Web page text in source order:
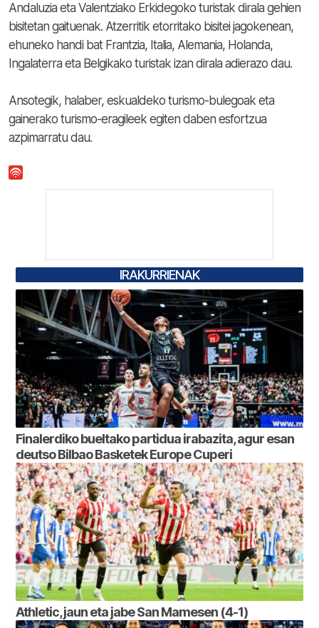
Andaluzia eta Valentziako Erkidegoko turistak dirala gehien
bisitetan gaituenak. Atzerritik etorritako bisitei jagokenean,
ehuneko handi bat Frantzia, Italia, Alemania, Holanda,
Ingalaterra eta Belgikako turistak izan dirala adierazo dau.
Ansotegik, halaber, eskualdeko turismo-bulegoak eta
gainerako turismo-eragileek egiten daben esfortzua
azpimarratu dau.
IRAKURRIENAK
Finalerdiko bueltako partidua irabazita, agur esan
deutso Bilbao Basketek Europe Cuperi
Athletic, jaun eta jabe San Mamesen (4-1)